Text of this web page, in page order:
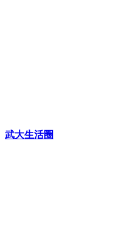
武大生活圈